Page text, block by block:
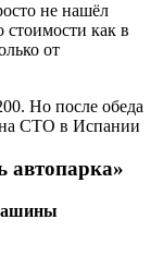
не нашёл
как в
от
автопарка»